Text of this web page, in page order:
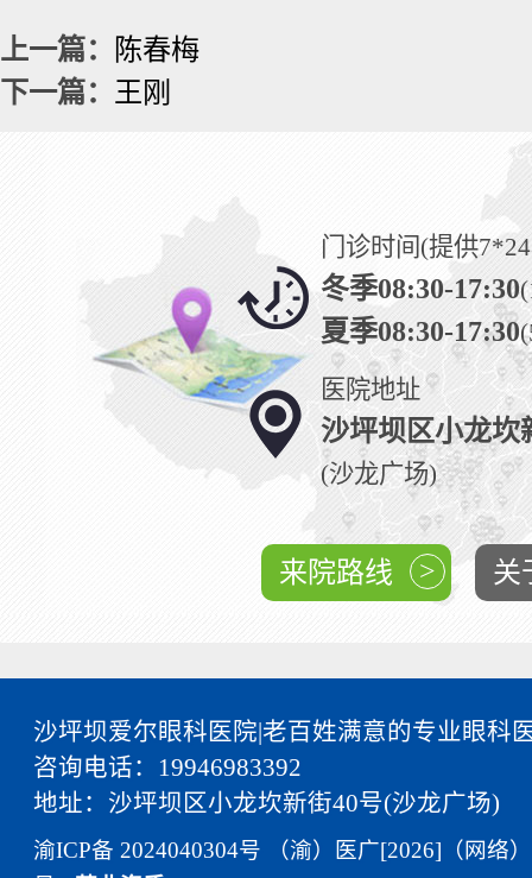
上一篇：
陈春梅
下一篇： 王刚
门诊时间(提供
冬季08:30-17:30
夏季08:30-17:30
医院地址
沙坪坝区小龙坎
(沙龙广场)
来院路线 > 关
沙坪坝爱尔眼科医院|老百姓满意的专业眼科
咨询电话：19946983392
地址：沙坪坝区小龙坎新街40号(沙龙广场)
渝ICP备 2024040304号 （渝）医广[2026]（网络